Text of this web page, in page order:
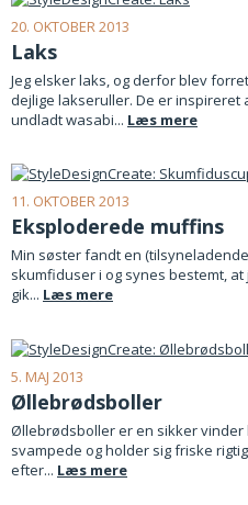
20. OKTOBER 2013
Laks
Jeg elsker laks, og derfor blev
dejlige lakseruller. De er inspireret
undladt wasabi... Læs mere
11. OKTOBER 2013
Eksploderede muffins
Min søster fandt en
skumfiduser i og synes bestemt,
gik... Læs mere
5. MAJ 2013
Øllebrødsboller
Øllebrødsboller er en sikker vinder
svampede og holder sig friske
efter... Læs mere